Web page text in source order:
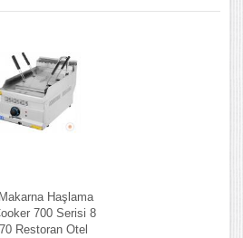
Haşlama
700 Serisi 8
Restoran Otel